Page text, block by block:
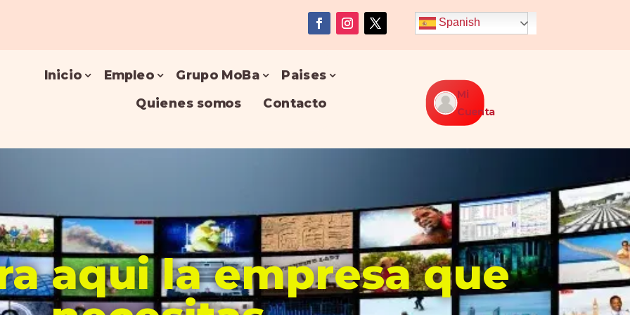
Spanish
Inicio Empleo Grupo MoBa
Paises
Quienes somos
Contacto
Mi
Cuenta
aqui la empresa que